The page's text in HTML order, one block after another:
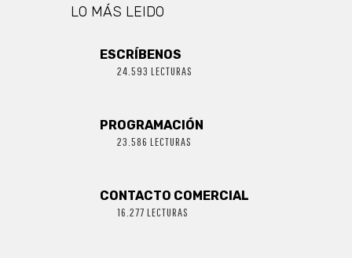
LO MÁS LEIDO
ESCRÍBENOS
24.593 LECTURAS
PROGRAMACIÓN
23.586 LECTURAS
CONTACTO COMERCIAL
16.277 LECTURAS